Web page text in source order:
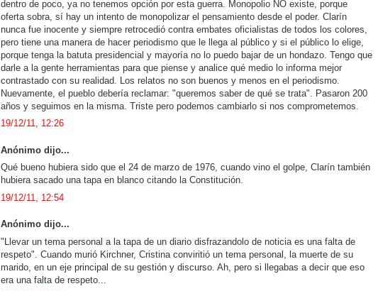
dentro de poco, ya no tenemos opción por esta guerra. Monopolio NO existe, porque
oferta sobra, sí hay un intento de monopolizar el pensamiento desde el poder. Clarín
nunca fue inocente y siempre retrocedió contra embates oficialistas de todos los colores,
pero tiene una manera de hacer periodismo que le llega al público y si el público lo elige,
porque tenga la batuta presidencial y mayoría no lo puedo bajar de un hondazo. Tengo que
darle a la gente herramientas para que piense y analice qué medio lo informa mejor
contrastado con su realidad. Los relatos no son buenos y menos en el periodismo.
Nuevamente, el pueblo debería reclamar: "queremos saber de qué se trata". Pasaron 200
años y seguimos en la misma. Triste pero podemos cambiarlo si nos comprometemos.
19/12/11, 12:26
Anónimo dijo...
Qué bueno hubiera sido que el 24 de marzo de 1976, cuando vino el golpe, Clarín también
hubiera sacado una tapa en blanco citando la Constitución.
19/12/11, 12:54
Anónimo dijo...
"Llevar un tema personal a la tapa de un diario disfrazandolo de noticia es una falta de
respeto". Cuando murió Kirchner, Cristina conviritió un tema personal, la muerte de su
marido, en un eje principal de su gestión y discurso. Ah, pero si llegabas a decir que eso
era una falta de respeto...